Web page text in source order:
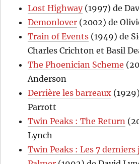
Lost Highway(1997) de
Demonlover (2002) de
Train of Events (1949) de
Charles Crichton et Basil
The Phoenician Scheme
Anderson
Derrière les barreaux
Parrott
Twin Peaks : The Return
Lynch
Twin Peaks : Les 7 derniers